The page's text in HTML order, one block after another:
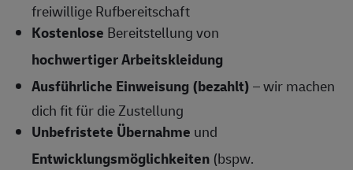
freiwillige Rufbereitschaft
Kostenlose Bereitstellung von
hochwertiger Arbeitskleidung
Ausführliche Einweisung (bezahlt)– wir machen
dich fit für die Zustellung
Unbefristete Übernahme und
Entwicklungsmöglichkeiten (bspw.